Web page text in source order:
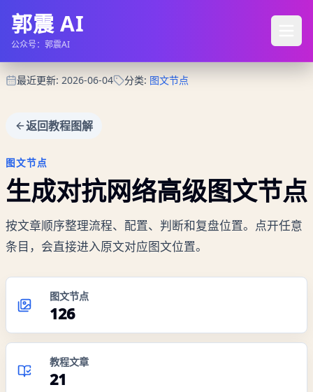
郭震 AI
公众号：郭震AI
最近更新: 2026-06-04 分类: 图文节点
返回教程图解
图文节点
生成对抗网络高级图文节点
按文章顺序整理流程、配置、判断和复盘位置。点开任意
条目，会直接进入原文对应图文位置。
图文节点
126
教程文章
21